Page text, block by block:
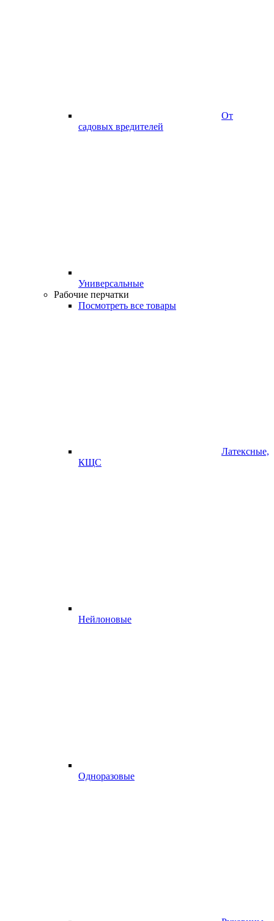
От
садовых вредителей
Универсальные
Рабочие перчатки
Посмотреть все товары
Латексные,
КЩС
Нейлоновые
Одноразовые